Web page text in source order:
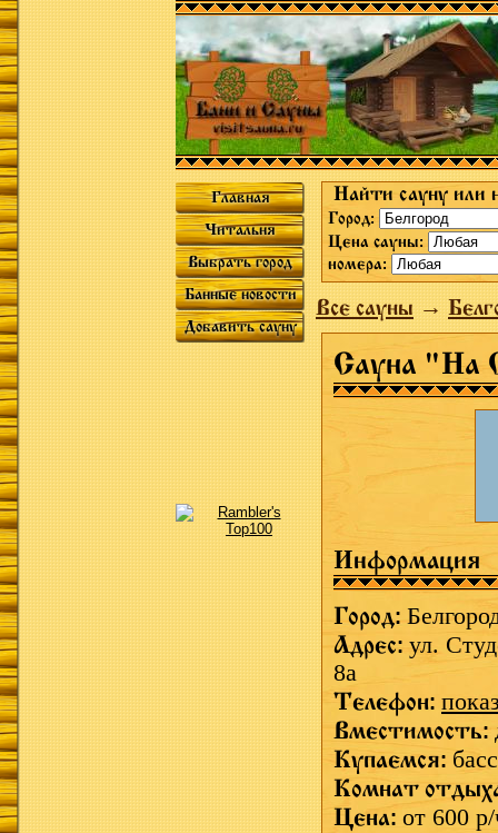
Главная
Читальня
Выбрать город
Банные новости
Добавить сауну
Найти сауну или
Город:
Цена сауны:
номера:
Все сауны→
Сауна "На
Информация
Город:
Адрес: ул.
8а
Телефон:
Вместимость:
Купаемся:
Комнат
Цена: от 600